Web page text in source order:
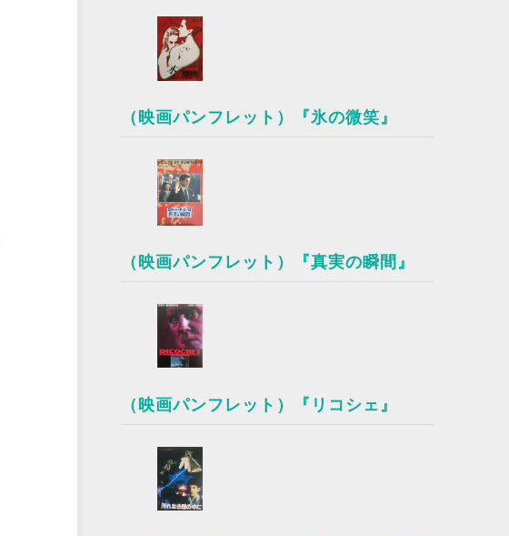
（映画パンフレット）『氷の微笑』
（映画パンフレット）『真実の瞬間』
（映画パンフレット）『リコシェ』